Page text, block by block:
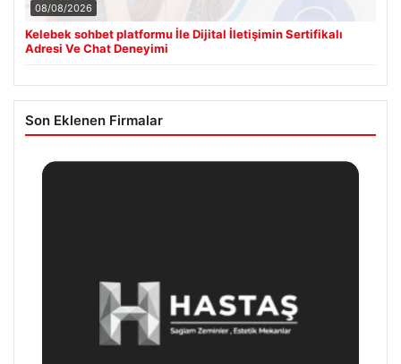
08/08/2026
Kelebek sohbet platformu İle Dijital İletişimin Sertifikalı
Adresi Ve Chat Deneyimi
Son Eklenen Firmalar